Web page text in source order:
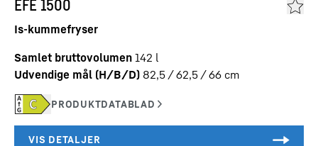
EFE 1500
Is-kummefryser
Samlet bruttovolumen 142 l
Udvendige mål (H/B/D) 82,5 / 62,5 / 66 cm